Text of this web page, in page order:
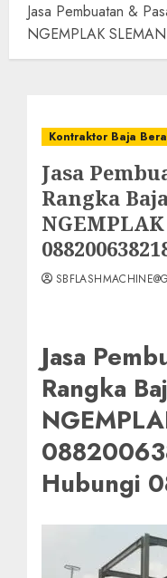
Jasa Pembuatan &
NGEMPLAK
Kontraktor Baja
Jasa
Rangka
Jasa
Rangka
Hubungi